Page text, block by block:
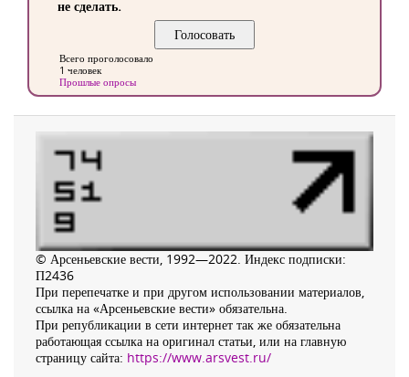
не сделать.
Всего проголосовало
1 человек
Прошлые опросы
© Арсеньевские вести, 1992—2022. Индекс подписки:
П2436
При перепечатке и при другом использовании материалов,
ссылка на «Арсеньевские вести» обязательна.
При републикации в сети интернет так же обязательна
работающая ссылка на оригинал статьи, или на главную
страницу сайта: https://www.arsvest.ru/